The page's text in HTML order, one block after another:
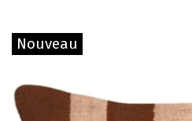
Nouveau